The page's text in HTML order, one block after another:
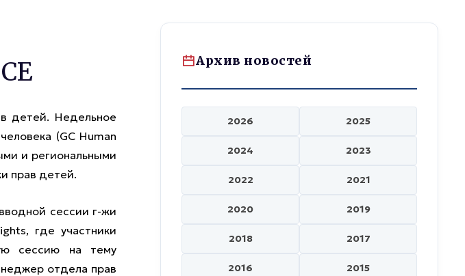
детей. Недельное
(GC Human
и региональными
прав детей.
сессии г-жи
где участники
сессию на тему
отдела прав
Архив новостей
2026 2025
2024 2023
2022 2021
2020 2019
2018 2017
2016 2015